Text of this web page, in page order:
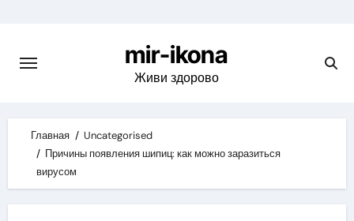
content
mir-ikona
Живи здорово
Главная
Uncategorised
Причины появления шипиц: как можно заразиться
вирусом